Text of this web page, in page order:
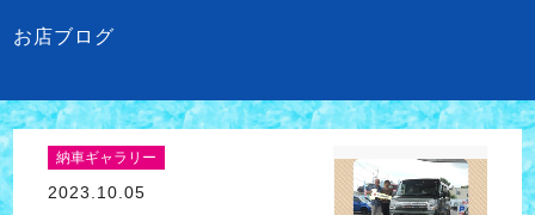
お店ブログ
納車ギャラリー
2023.10.05